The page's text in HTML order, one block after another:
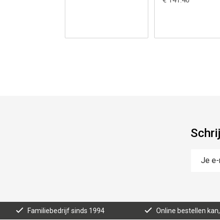
Familiebedrijf sinds 1994 Online bestellen